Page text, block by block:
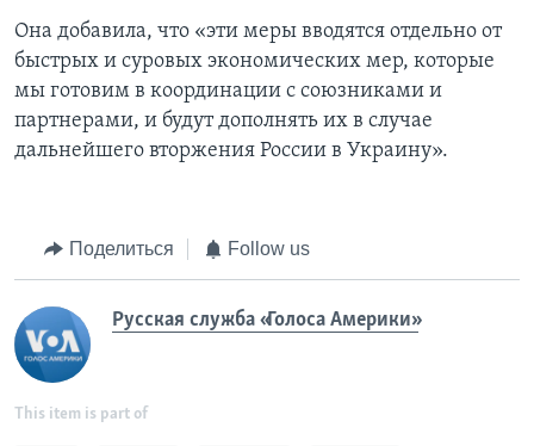
Она добавила, что «эти меры вводятся отдельно от
быстрых и суровых экономических мер, которые
мы готовим в координации с союзниками и
партнерами, и будут дополнять их в случае
дальнейшего вторжения России в Украину».
Поделиться Follow us
Русская служба «Голоса Америки»
This item is part of